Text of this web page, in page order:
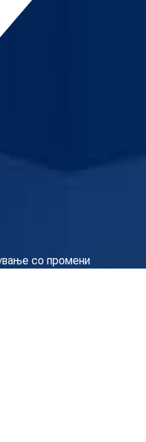
со промени